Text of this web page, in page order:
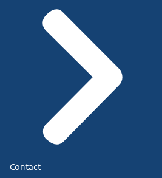
Contact